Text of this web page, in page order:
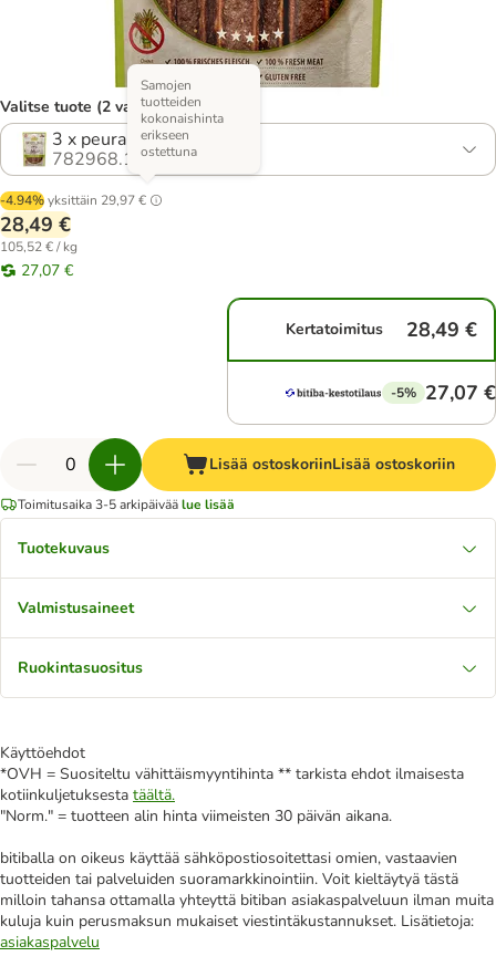
Valitse tuote (2 vaihtoehtoa)
3 x peura (90 g)
782968.1
-4.94%yksittäin 29,97 €
Samojen
tuotteiden
kokonaishinta
erikseen
ostettuna
28,49 €
105,52 € / kg
27,07 €
Kertatoimitus 28,49 €
-5% 27,07 €
Lisää ostoskoriinLisää ostoskoriin
Toimitusaika 3-5 arkipäiväälue lisää
Tuotekuvaus
Valmistusaineet
Ruokintasuositus
Käyttöehdot
*OVH = Suositeltu vähittäismyyntihinta ** tarkista ehdot ilmaisesta
kotiinkuljetuksesta täältä.
"Norm." = tuotteen alin hinta viimeisten 30 päivän aikana.
bitiballa on oikeus käyttää sähköpostiosoitettasi omien, vastaavien
tuotteiden tai palveluiden suoramarkkinointiin. Voit kieltäytyä tästä
milloin tahansa ottamalla yhteyttä bitiban asiakaspalveluun ilman muita
kuluja kuin perusmaksun mukaiset viestintäkustannukset. Lisätietoja:
asiakaspalvelu